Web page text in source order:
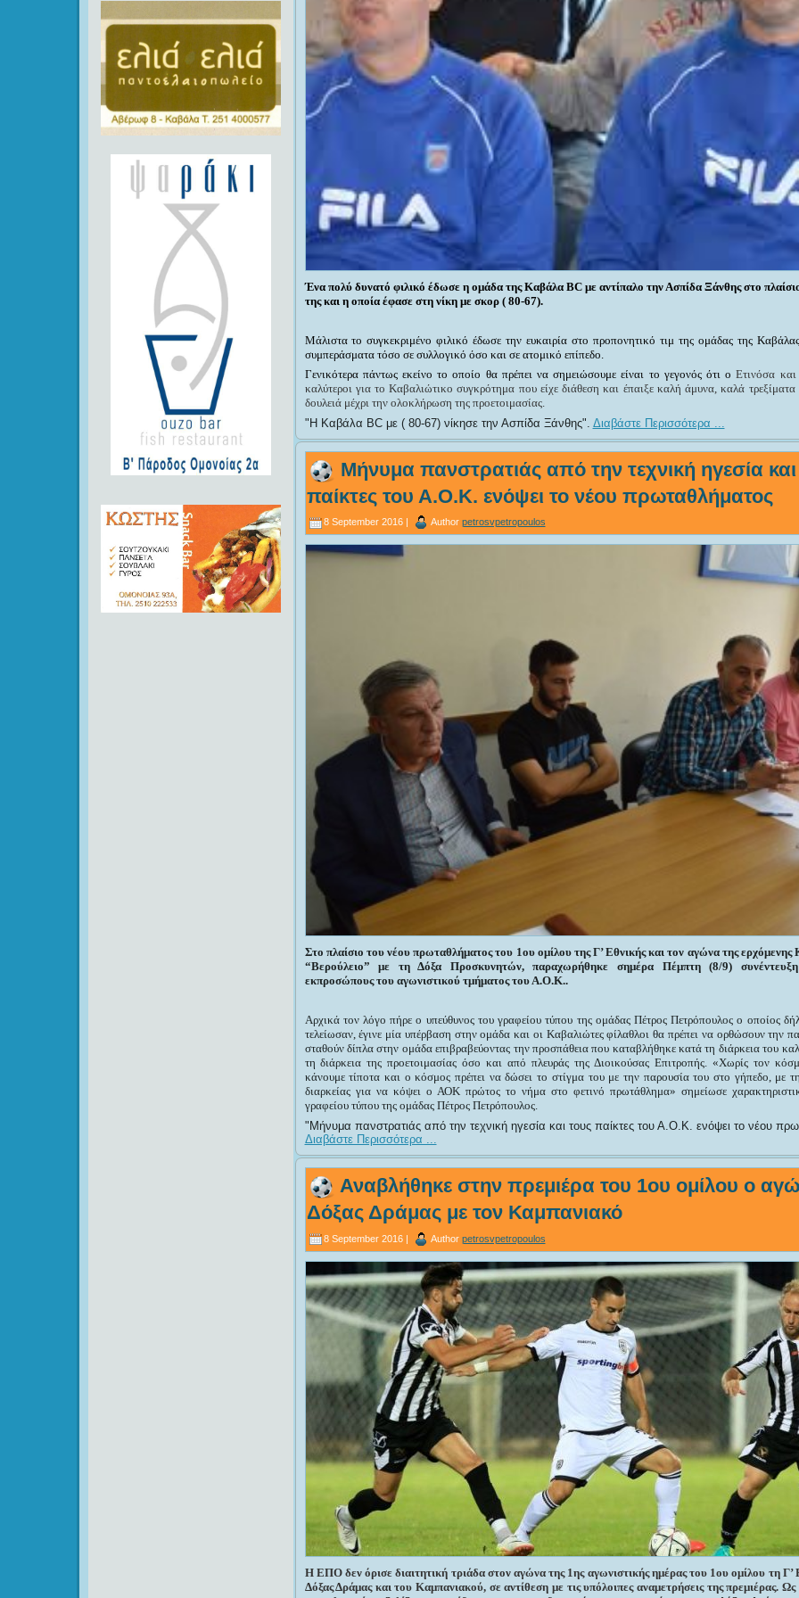
Ένα πολύ δυνατό φιλικό έδωσε η ομάδα της Καβάλα BC με αντίπαλο την Ασπίδα Ξάνθης στο
της και η οποία έφασε στη νίκη με σκορ ( 80-67).
Μάλιστα το συγκεκριμένο φιλικό έδωσε την ευκαιρία στο προπονητικό τιμ της ομάδας της
συμπεράσματα τόσο σε συλλογικό όσο και σε ατομικό επίπεδο.
Γενικότερα πάντως εκείνο το οποίο θα πρέπει να σημειώσουμε είναι το γεγονός ότιo Ετινόσα
καλύτεροι για το Καβαλιώτικο συγκρότημα που είχε διάθεση και έπαιξε καλή άμυνα, καλά
δουλειά μέχρι την ολοκλήρωση της προετοιμασίας.
Η Καβάλα BC με ( 80-67) νίκησε την Ασπίδα Ξάνθης
Διαβάστε Περισσότερα ...
Μήνυμα πανστρατιάς από την τεχνική ηγεσία και
παίκτες του Α.Ο.Κ. ενόψει το νέου πρωταθλήματος
8 September 2016 | Author petrosvpetropoulos
Στο πλαίσιο του νέου πρωταθλήματος του 1ου ομίλου της Γ’ Εθνικής και τον αγώνα της
“Βερούλειο” με τη Δόξα Προσκυνητών, παραχωρήθηκε σημέρα Πέμπτη (8/9)
εκπροσώπους του αγωνιστικού τμήματος του Α.Ο.Κ..
Αρχικά τον λόγο πήρε ο υπεύθυνος του γραφείου τύπου της ομάδας Πέτρος Πετρόπουλος ο οποίος
τελείωσαν, έγινε μία υπέρβαση στην ομάδα και οι Καβαλιώτες φίλαθλοι θα πρέπει να ορθώσουν την
σταθούν δίπλα στην ομάδα επιβραβεύοντας την προσπάθεια που καταβλήθηκε κατά τη διάρκεια του
τη διάρκεια της προετοιμασίας όσο και από πλευράς της Διοικούσας Επιτροπής. «Χωρίς τον
κάνουμε τίποτα και ο κόσμος πρέπει να δώσει το στίγμα του με την παρουσία του στο γήπεδο, με
διαρκείας για να κόψει ο ΑΟΚ πρώτος το νήμα στο φετινό πρωτάθλημα» σημείωσε
γραφείου τύπου της ομάδας Πέτρος Πετρόπουλος.
Μήνυμα πανστρατιάς από την τεχνική ηγεσία και τους παίκτες του Α.Ο.Κ. ενόψει το νέου
Διαβάστε Περισσότερα ...
Αναβλήθηκε στην πρεμιέρα του 1ου ομίλου ο
Δόξας Δράμας με τον Καμπανιακό
8 September 2016 | Author petrosvpetropoulos
Η ΕΠΟ δεν όρισε διαιτητική τριάδα στον αγώνα της 1ης αγωνιστικής ημέρας του 1ου ομίλου τη Γ’
Δόξας Δράμας και του Καμπανιακού, σε αντίθεση με τις υπόλοιπες αναμετρήσεις της πρεμιέρας.